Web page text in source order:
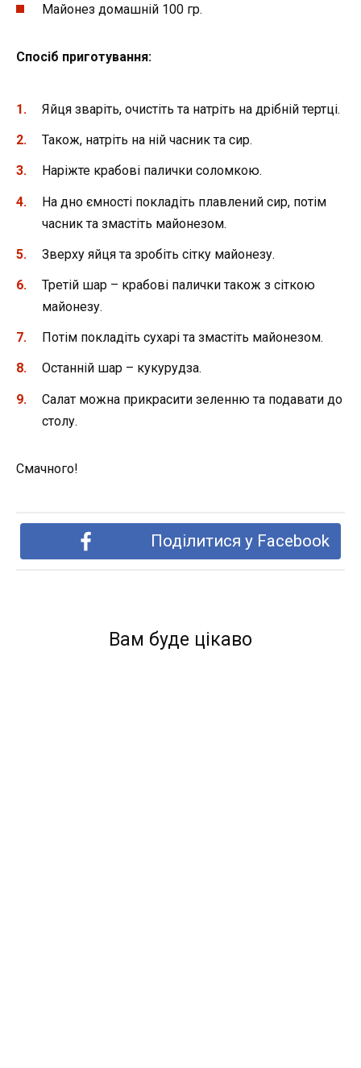
Майонез домашній 100 гр.
Спосіб приготування:
Яйця зваріть, очистіть та натріть на дрібній тертці.
Також, натріть на ній часник та сир.
Наріжте крабові палички соломкою.
На дно ємності покладіть плавлений сир, потім
часник та змастіть майонезом.
Зверху яйця та зробіть сітку майонезу.
Третій шар – крабові палички також з сіткою
майонезу.
Потім покладіть сухарі та змастіть майонезом.
Останній шар – кукурудза.
Салат можна прикрасити зеленню та подавати до
столу.
Смачного!
Поділитися у Facebook
Вам буде цікаво